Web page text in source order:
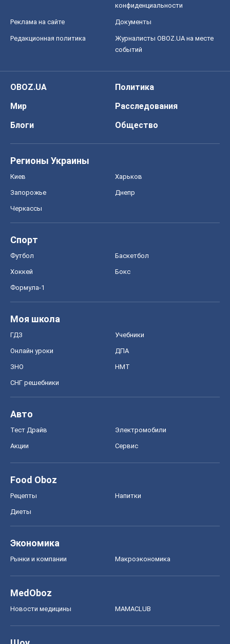
конфиденциальности
Реклама на сайте Документы
Редакционная политика
Журналисты OBOZ.UA на месте
событий
OBOZ.UA
Политика
Мир
Расследования
Блоги
Общество
Регионы Украины
Киев Харьков
Запорожье Днепр
Черкассы
Спорт
Футбол Баскетбол
Хоккей Бокс
Формула-1
Моя школа
ГДЗ Учебники
Онлайн уроки ДПА
ЗНО НМТ
СНГ решебники
Авто
Тест Драйв Электромобили
Акции Сервис
Food Oboz
Рецепты Напитки
Диеты
Экономика
Рынки и компании Mакроэкономика
MedOboz
Новости медицины MAMACLUB